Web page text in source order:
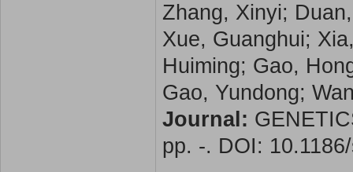
Zhang, Xinyi;
Xue, Guanghui;
Huiming; Gao,
Gao, Yundong;
Journal:
pp. -. DOI: